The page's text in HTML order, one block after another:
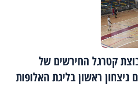
קטרגל החירשים של
ניצחון ראשון בליגת האלופות